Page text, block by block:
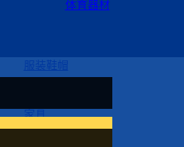
体育器材
服装鞋帽
家具